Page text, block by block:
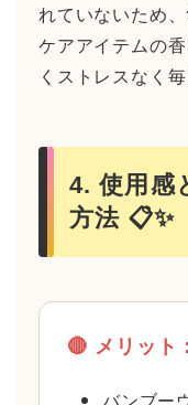
れていないため
ケアアイテムの
くストレスなく
4. 使用感
方法 📋✨
🔴 メリット：